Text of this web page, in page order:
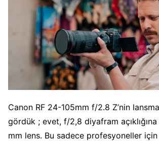
Canon RF 24-105mm f/2.8 Z’nin
gördük ; evet, f/2,8 diyafram
mm lens. Bu sadece profesyoneller